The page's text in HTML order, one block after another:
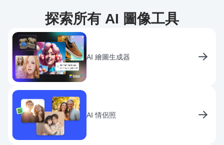
探索所有 AI 圖像工具
AI 繪圖生成器
AI 情侶照